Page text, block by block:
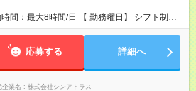
時間：最大8時間/日 【 勤務曜日】 シフト制
20：00（実働
応募する 詳細へ
企業名 株式会社シンアトラス